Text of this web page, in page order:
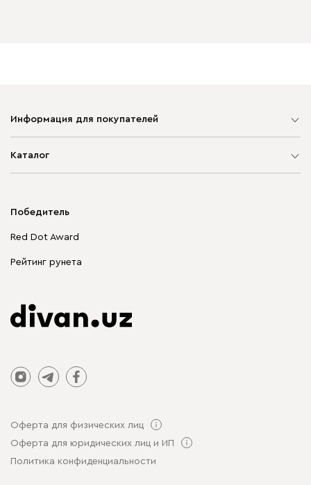
Информация для покупателей
Каталог
Корпусная мебель
Столы и стулья
Победитель
Red Dot Award
Рейтинг рунета
Оферта для физических лиц
Оферта для юридических лиц и ИП
Политика конфиденциальности